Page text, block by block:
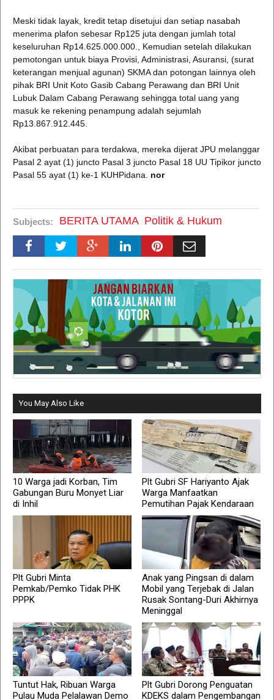
Meski tidak layak, kredit tetap disetujui dan setiap nasabah
menerima plafon sebesar Rp125 juta dengan jumlah total
keseluruhan Rp14.625.000.000., Kemudian setelah dilakukan
pemotongan untuk biaya Provisi, Administrasi, Asuransi, (surat
keterangan menjual agunan) SKMA dan potongan lainnya oleh
pihak BRI Unit Koto Gasib Cabang Perawang dan BRI Unit
Lubuk Dalam Cabang Perawang sehingga total uang yang
masuk ke rekening penampung adalah sejumlah
Rp13.867.912.445.
Akibat perbuatan para terdakwa, mereka dijerat JPU melanggar
Pasal 2 ayat (1) juncto Pasal 3 juncto Pasal 18 UU Tipikor juncto
Pasal 55 ayat (1) ke-1 KUHPidana.
nor
Subjects: BERITA UTAMA Politik & Hukum
You May Also Like
10 Warga jadi Korban, Tim
Gabungan Buru Monyet Liar
di Inhil
Plt Gubri SF Hariyanto Ajak
Warga Manfaatkan
Pemutihan Pajak Kendaraan
Plt Gubri Minta
Pemkab/Pemko Tidak PHK
PPPK
Anak yang Pingsan di dalam
Mobil yang Terjebak di Jalan
Rusak Sontang-Duri Akhirnya
Meninggal
Tuntut Hak, Ribuan Warga
Pulau Muda Pelalawan Demo
Plt Gubri Dorong Penguatan
KDEKS dalam Pengembangan